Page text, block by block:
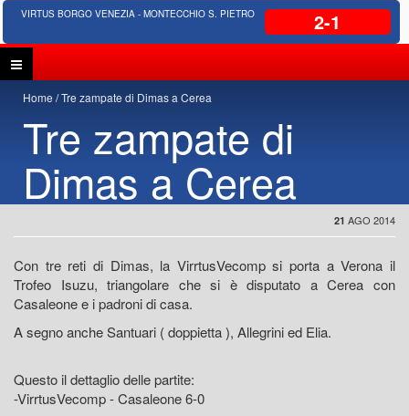
VIRTUS BORGO VENEZIA - MONTECCHIO S. PIETRO 2-1
Home Tre zampate di Dimas a Cerea
Tre zampate di
Dimas a Cerea
21 AGO 2014
Con tre reti di Dimas, la VirrtusVecomp si porta a Verona il
Trofeo Isuzu, triangolare che si è disputato a Cerea con
Casaleone e i padroni di casa.
A segno anche Santuari ( doppietta ), Allegrini ed Elia.
Questo il dettaglio delle partite:
-VirrtusVecomp - Casaleone 6-0